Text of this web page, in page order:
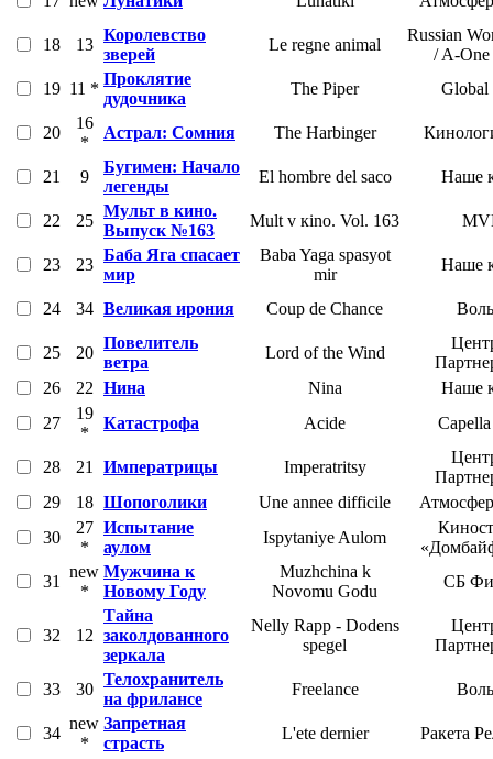
18 13
Королевство
зверей
Le regne animal
Russian
/ A-One
19 11 *
Проклятие
дудочника
The Piper Global
20
16
*
Астрал: Сомния The Harbinger
21 9
Бугимен: Начало
легенды
El hombre del saco Наше
22 25
Мульт в кино.
Выпуск №163
Mult v кino. Vol. 163
23 23
Баба Яга спасает
мир
Baba Yaga spasyot
mir
Наше
24 34 Великая ирония Coup de Chance
25 20
Повелитель
ветра
Lord of the Wind
26
22 Нина Nina
Наше
27
19
*
Катастрофа Acide
28 21 Императрицы Imperatritsy
29
18 Шопоголики Une annee difficile
30
27
*
Испытание
аулом
Ispytaniye Aulom
31
new
*
Мужчина к
Новому Году
Muzhchina k
Novomu Godu
СБ
32 12
Тайна
заколдованного
зеркала
Nelly Rapp - Dodens
spegel
33 30
Телохранитель
на фрилансе
Freelance
34
new
*
Запретная
страсть
L'ete dernier
Ракета